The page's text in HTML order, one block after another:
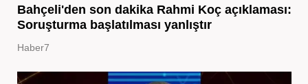
Bahçeli'den son dakika Rahmi Koç açıklaması:
Soruşturma başlatılması yanlıştır
Haber7